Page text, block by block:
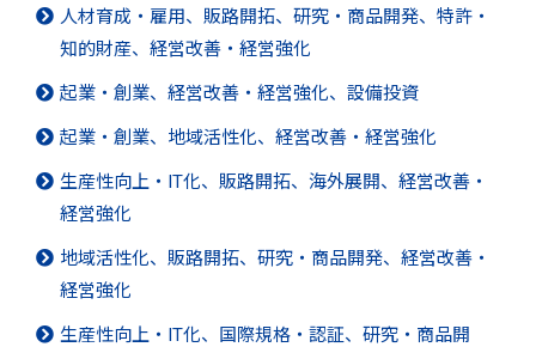
人材育成・雇用、販路開拓、研究・商品開発、特許・
知的財産、経営改善・経営強化
起業・創業、経営改善・経営強化、設備投資
起業・創業、地域活性化、経営改善・経営強化
生産性向上・IT化、販路開拓、海外展開、経営改善・
経営強化
地域活性化、販路開拓、研究・商品開発、経営改善・
経営強化
生産性向上・IT化、国際規格・認証、研究・商品開